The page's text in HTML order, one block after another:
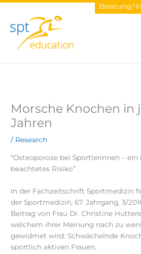
Zum
springen
Beratung /
Morsche Knochen in
Jahren
/ Research
“Osteoporose bei Sportlerinnen –
beachtetes Risiko”
In der Fachzeitschrift Sportmedizin
der Sportmedizin, 67. Jahrgang, 3/
Beitrag von Frau Dr. Christine
welchem ihrer Meinung nach zu
gewidmet wird: Schwächelnde
sportlich aktiven Frauen.